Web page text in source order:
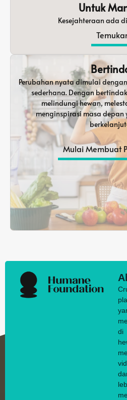
Untuk
Kesejahteraan ada
Perubahan nyata dimulai
sederhana. Dengan
melindungi hewan,
menginspirasi masa
Mulai Membuat
di